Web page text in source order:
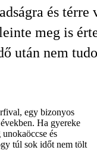
és térre
meg is
után nem
egy bizonyos
Ha gyereke
és
túl sok időt nem tölt